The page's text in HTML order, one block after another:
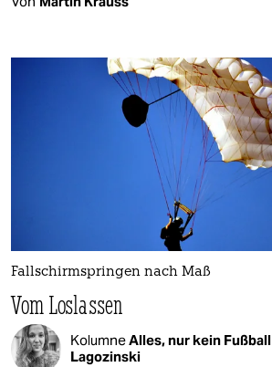
Fallschirmspringen nach Maß
Vom Loslassen
KolumneAlles, nur kein Fußball
Lagozinski